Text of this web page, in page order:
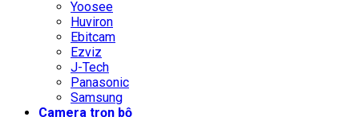
Yoosee
Huviron
Ebitcam
Ezviz
J-Tech
Panasonic
Samsung
Camera trọn bộ